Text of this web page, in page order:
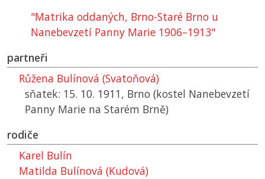
"Matrika oddaných, Brno-Staré Brno u
Nanebevzetí Panny Marie 1906–1913"
partneři
Růžena Bulínová (Svatoňová)
sňatek: 15. 10. 1911, Brno (kostel Nanebevzetí
Panny Marie na Starém Brně)
rodiče
Karel Bulín
Matilda Bulínová (Kudová)